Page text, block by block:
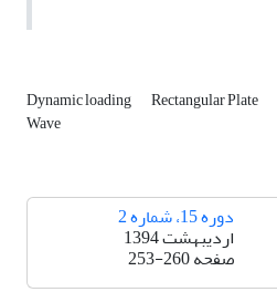
Dynamic loading Rectangular Plate
Wave
دوره 15، شماره 2
اردیبهشت 1394
صفحه253-260